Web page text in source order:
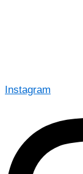
Instagram